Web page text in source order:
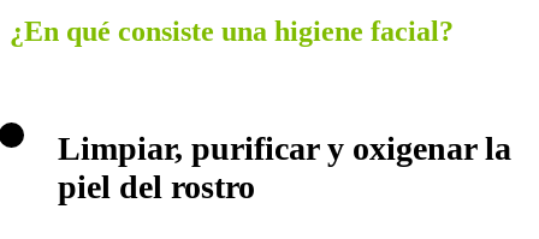
¿En qué consiste una higiene facial?
Limpiar, purificar y oxigenar la
piel del rostro